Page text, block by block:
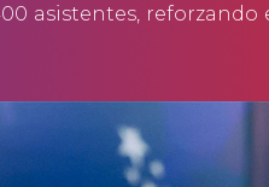
asistentes,